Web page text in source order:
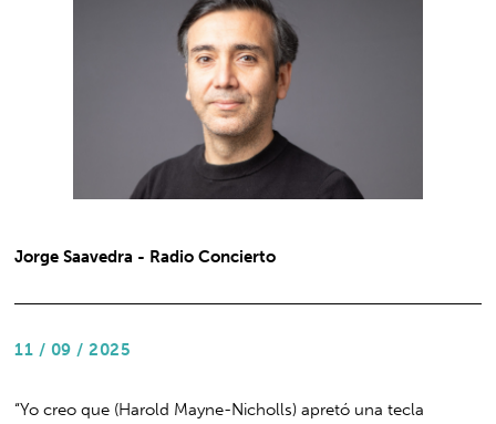
Jorge Saavedra - Radio Concierto
11 / 09 / 2025
“Yo creo que (Harold Mayne-Nicholls) apretó una tecla